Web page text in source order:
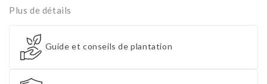
Plus de détails
Guide et conseils de plantation